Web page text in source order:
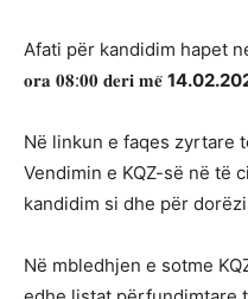
Afati për kandidim hapet
𝐨𝐫𝐚 𝟎𝟖:𝟎𝟎 𝐝𝐞𝐫𝐢 𝐦𝐞̈
Në linkun e faqes zyrtare
Vendimin e KQZ-së në të
kandidim si dhe për
Në mbledhjen e sotme